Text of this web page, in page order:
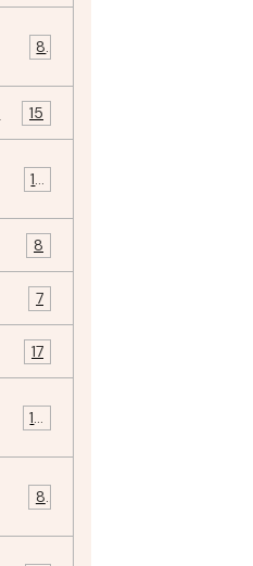
8
15
12
8
7
17
10
8